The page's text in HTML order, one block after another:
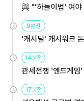
與 "'하늘이법' 여야
9분전
'캐시딜' 캐시워크
14분전
관세전쟁 '엔드게임
용해야
17분전